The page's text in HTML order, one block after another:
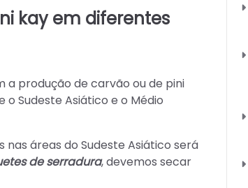
kay em diferentes
produção de carvão ou de pini
Sudeste Asiático e o Médio
áreas do Sudeste Asiático será
de serradura, devemos secar